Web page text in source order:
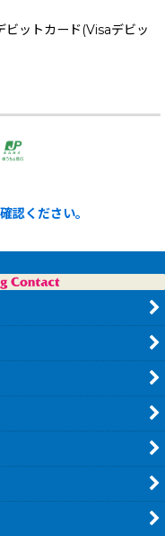
ビットカード(Visaデビッ
認ください。